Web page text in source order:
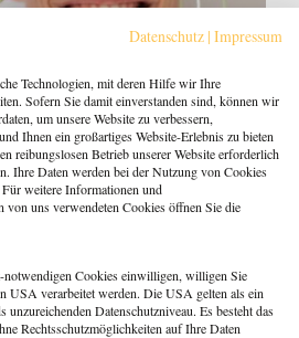
verstehen und
Datenschutz | Impressum
Technologien, mit deren Hilfe wir Ihre
Sofern Sie damit einverstanden sind, können wir
um unsere Website zu verbessern,
Ihnen ein großartiges Website-Erlebnis zu bieten
reibungslosen Betrieb unserer Website erforderlich
Ihre Daten werden bei der Nutzung von Cookies
weitere Informationen und
uns verwendeten Cookies öffnen Sie die
Cookies einwilligen, willigen Sie
USA verarbeitet werden. Die USA gelten als ein
unzureichenden Datenschutzniveau. Es besteht das
Rechtsschutzmöglichkeiten auf Ihre Daten